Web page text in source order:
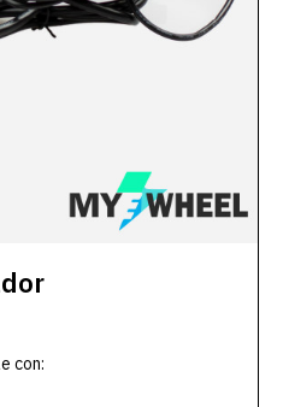
con: